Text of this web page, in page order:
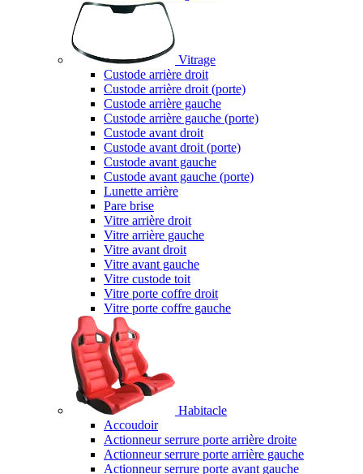
Vitrage
Custode arrière droit
Custode arrière droit (porte)
Custode arrière gauche
Custode arrière gauche (porte)
Custode avant droit
Custode avant droit (porte)
Custode avant gauche
Custode avant gauche (porte)
Lunette arrière
Pare brise
Vitre arrière droit
Vitre arrière gauche
Vitre avant droit
Vitre avant gauche
Vitre custode toit
Vitre porte coffre droit
Vitre porte coffre gauche
Habitacle
Accoudoir
Actionneur serrure porte arrière droite
Actionneur serrure porte arrière gauche
Actionneur serrure porte avant gauche